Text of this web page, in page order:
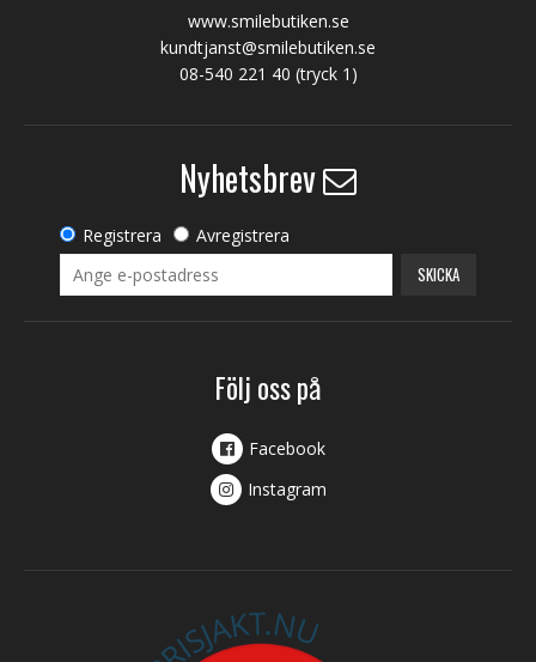
www.smilebutiken.se
kundtjanst@smilebutiken.se
08-540 221 40 (tryck 1)
Nyhetsbrev
Registrera Avregistrera
SKICKA
Följ oss på
Facebook
Instagram